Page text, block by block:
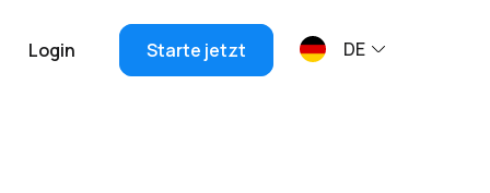
Login Starte jetzt DE